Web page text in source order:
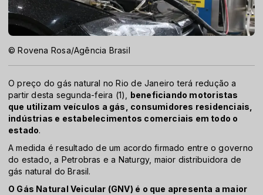
© Rovena Rosa/Agência Brasil
O preço do gás natural no Rio de Janeiro terá redução a
partir desta segunda-feira (1), beneficiando motoristas
que utilizam veículos a gás, consumidores residenciais,
indústrias e estabelecimentos comerciais em todo o
estado.
A medida é resultado de um acordo firmado entre o governo
do estado, a Petrobras e a Naturgy, maior distribuidora de
gás natural do Brasil.
O Gás Natural Veicular (GNV) é o que apresenta a maior